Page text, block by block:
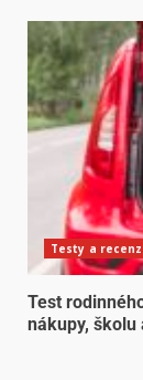
Testy a
Test
nákupy, školu